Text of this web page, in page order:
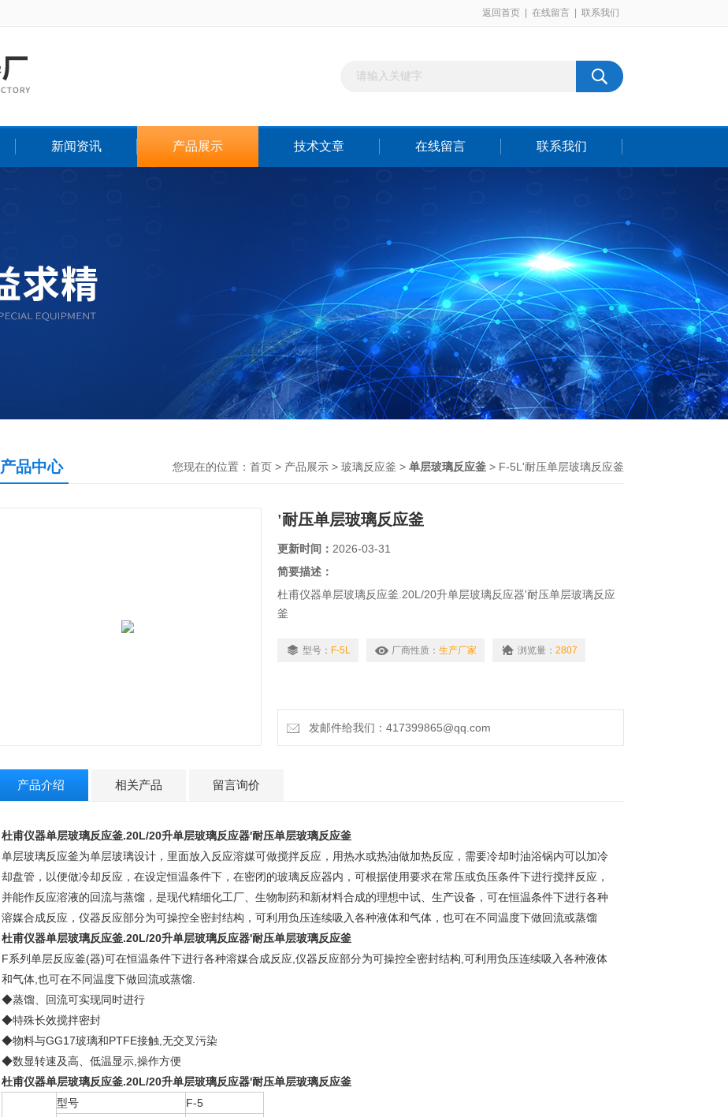
返回首页 在线留言 联系我们
新闻资讯 产品展示 技术文章 在线留言 联系我们
产品中心 您现在的位置： 首页 > 产品展示 > 玻璃反应釜 > 单层玻璃反应釜 > F-5L'耐压单层玻璃反应釜
'耐压单层玻璃反应釜
更新时间： 2026-03-31
简要描述：
杜甫仪器单层玻璃反应釜.20L/20升单层玻璃反应器'耐压单层玻璃反应
釜
（器）可在恒温条件下进行各种溶媒合成反应,仪器反应部分为可操控全
型号： F-5L 厂商性质： 生产厂家 浏览量： 2807
发邮件给我们：417399865@qq.com
产品介绍 相关产品 留言询价
杜甫仪器单层玻璃反应釜.20L/20升单层玻璃反应器'耐压单层玻璃反应釜
单层玻璃反应釜为单层玻璃设计，里面放入反应溶媒可做搅拌反应，用热水或热油做加热反应，需要冷却时油浴锅内可以加冷
却盘管，以便做冷却反应，在设定恒温条件下，在密闭的玻璃反应器内，可根据使用要求在常压或负压条件下进行搅拌反应，
并能作反应溶液的回流与蒸馏，是现代精细化工厂、生物制药和新材料合成的理想中试、生产设备，可在恒温条件下进行各种
溶媒合成反应，仪器反应部分为可操控全密封结构，可利用负压连续吸入各种液体和气体，也可在不同温度下做回流或蒸馏
杜甫仪器单层玻璃反应釜.20L/20升单层玻璃反应器'耐压单层玻璃反应釜
F系列单层反应釜(器)可在恒温条件下进行各种溶媒合成反应,仪器反应部分为可操控全密封结构,可利用负压连续吸入各种液体
和气体,也可在不同温度下做回流或蒸馏.
◆蒸馏、回流可实现同时进行
◆特殊长效搅拌密封
◆物料与GG17玻璃和PTFE接触,无交叉污染
◆数显转速及高、低温显示,操作方便
杜甫仪器单层玻璃反应釜.20L/20升单层玻璃反应器'耐压单层玻璃反应釜
型号
F-5